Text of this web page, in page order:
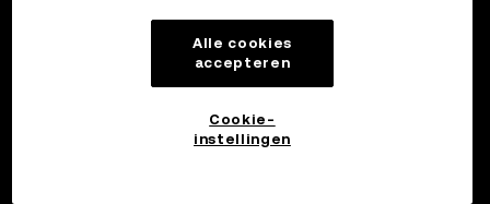
Alle cookies
accepteren
Cookie-
instellingen